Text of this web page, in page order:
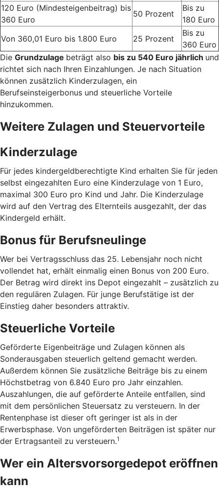
120 Euro (Mindesteigenbeitrag) bis
360 Euro
50 Prozent
Bis zu
180 Euro
Von 360,01 Euro bis 1.800 Euro
25 Prozent
Bis zu
360 Euro
Die Grundzulage beträgt also bis zu 540 Euro jährlich und
richtet sich nach Ihren Einzahlungen. Je nach Situation
können zusätzlich Kinderzulagen, ein
Berufseinsteigerbonus und steuerliche Vorteile
hinzukommen.
Weitere Zulagen und Steuervorteile
Kinderzulage
Für jedes kindergeldberechtigte Kind erhalten Sie für jeden
selbst eingezahlten Euro eine Kinderzulage von 1 Euro,
maximal 300 Euro pro Kind und Jahr. Die Kinderzulage
wird auf den Vertrag des Elternteils ausgezahlt, der das
Kindergeld erhält.
Bonus für Berufsneulinge
Wer bei Vertragsschluss das 25. Lebensjahr noch nicht
vollendet hat, erhält einmalig einen Bonus von 200 Euro.
Der Betrag wird direkt ins Depot eingezahlt – zusätzlich zu
den regulären Zulagen. Für junge Berufstätige ist der
Einstieg daher besonders attraktiv.
Steuerliche Vorteile
Geförderte Eigenbeiträge und Zulagen können als
Sonderausgaben steuerlich geltend gemacht werden.
Außerdem können Sie zusätzliche Beiträge bis zu einem
Höchstbetrag von 6.840 Euro pro Jahr einzahlen.
Auszahlungen, die auf geförderte Anteile entfallen, sind
mit dem persönlichen Steuersatz zu versteuern. In der
Rentenphase ist dieser oft geringer ist als in der
Erwerbsphase. Von ungeförderten Beiträgen ist später nur
der Ertragsanteil zu versteuern.1
Wer ein Altersvorsorgedepot eröffnen
kann